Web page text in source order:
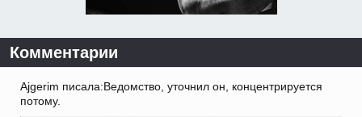
Комментарии
Ajgerim писала:Ведомство, уточнил он, концентрируется
потому.